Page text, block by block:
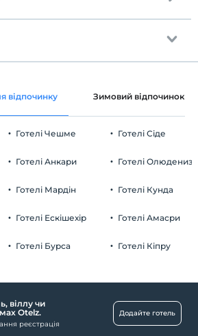
Парковка (на території)
з фруктами в кімнаті
відпочинку Зимовий відпочинок
Готелі Чешме
Готелі Анкари
Готелі Мардін
Готелі Ескішехір
Готелі Бурса
Готелі Сіде
Готелі Олюдениза
Готелі Кунда
Готелі Амасри
Готелі Кіпру
віллу чи
Otelz.
реєстрація
Додайте готель